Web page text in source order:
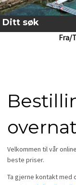
Ditt søk
Fra/
Velkommen til vår
beste priser.
Ta gjerne kontakt med